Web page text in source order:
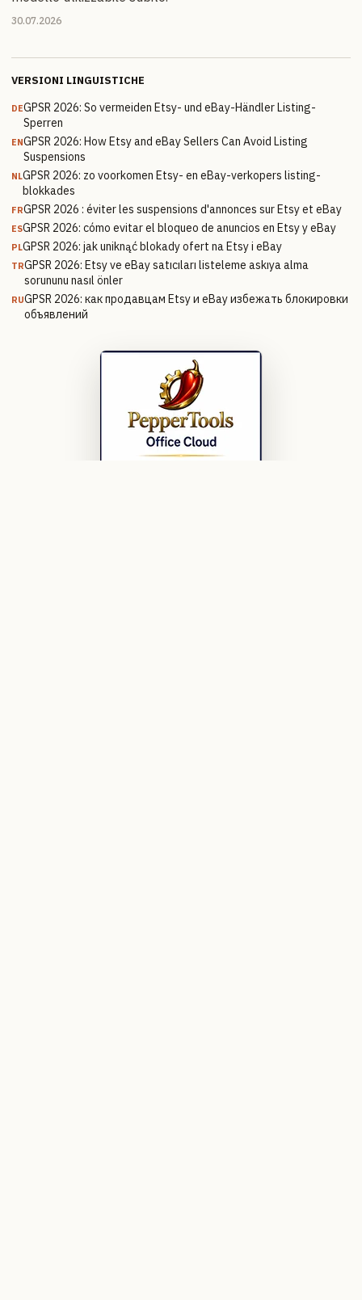
30.07.2026
VERSIONI LINGUISTICHE
DEGPSR 2026: So vermeiden Etsy- und eBay-Händler Listing-
Sperren
ENGPSR 2026: How Etsy and eBay Sellers Can Avoid Listing
Suspensions
NLGPSR 2026: zo voorkomen Etsy- en eBay-verkopers listing-
blokkades
FRGPSR 2026 : éviter les suspensions d'annonces sur Etsy et eBay
ESGPSR 2026: cómo evitar el bloqueo de anuncios en Etsy y eBay
PLGPSR 2026: jak uniknąć blokady ofert na Etsy i eBay
TRGPSR 2026: Etsy ve eBay satıcıları listeleme askıya alma
sorununu nasıl önler
RUGPSR 2026: как продавцам Etsy и eBay избежать блокировки
объявлений